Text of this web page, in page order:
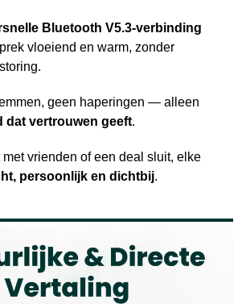
Bluetooth V5.3-verbinding
vloeiend en warm, zonder
geen haperingen — alleen
dat vertrouwen geeft.
met vrienden of een deal sluit, elke
persoonlijk en dichtbij.